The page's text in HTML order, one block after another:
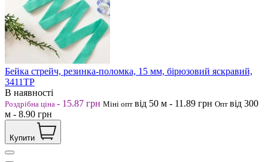
Бейка стрейч, резинка-поломка, 15 мм, бірюзовий яскравий,
3411ТР
В наявності
Роздрібна ціна - 15.87 грн Міні опт від 50 м - 11.89 грн Опт від 300
м - 8.90 грн
Купити